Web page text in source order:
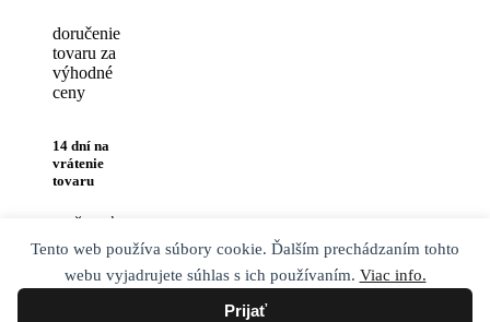
Tento web používa súbory cookie. Ďalším prechádzaním tohto
webu vyjadrujete súhlas s ich používaním. Viac info.
Prijať
doručenie
tovaru za
výhodné
ceny
14 dní na
vrátenie
tovaru
možnosť
vrátenia
tovaru do
14 dní od